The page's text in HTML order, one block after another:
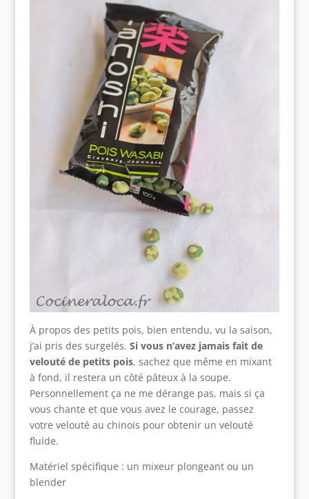
À propos des petits pois, bien entendu, vu la saison,
j’ai pris des surgelés. Si vous n’avez jamais fait de
velouté de petits pois, sachez que même en mixant
à fond, il restera un côté pâteux à la soupe.
Personnellement ça ne me dérange pas, mais si ça
vous chante et que vous avez le courage, passez
votre velouté au chinois pour obtenir un velouté
fluide.
Matériel spécifique : un mixeur plongeant ou un
blender